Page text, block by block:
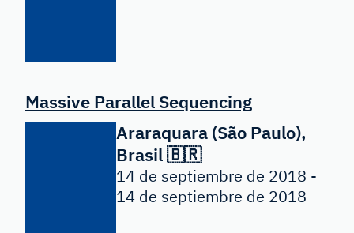
Massive Parallel Sequencing
Araraquara (São Paulo),
Brasil 🇧🇷
14 de septiembre de 2018 -
14 de septiembre de 2018